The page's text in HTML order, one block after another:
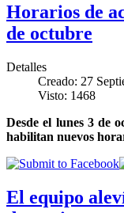
Horarios de
de octubre
Detalles
Creado: 27
Visto: 1468
Desde el lunes 3 de
habilitan nuevos
El equipo